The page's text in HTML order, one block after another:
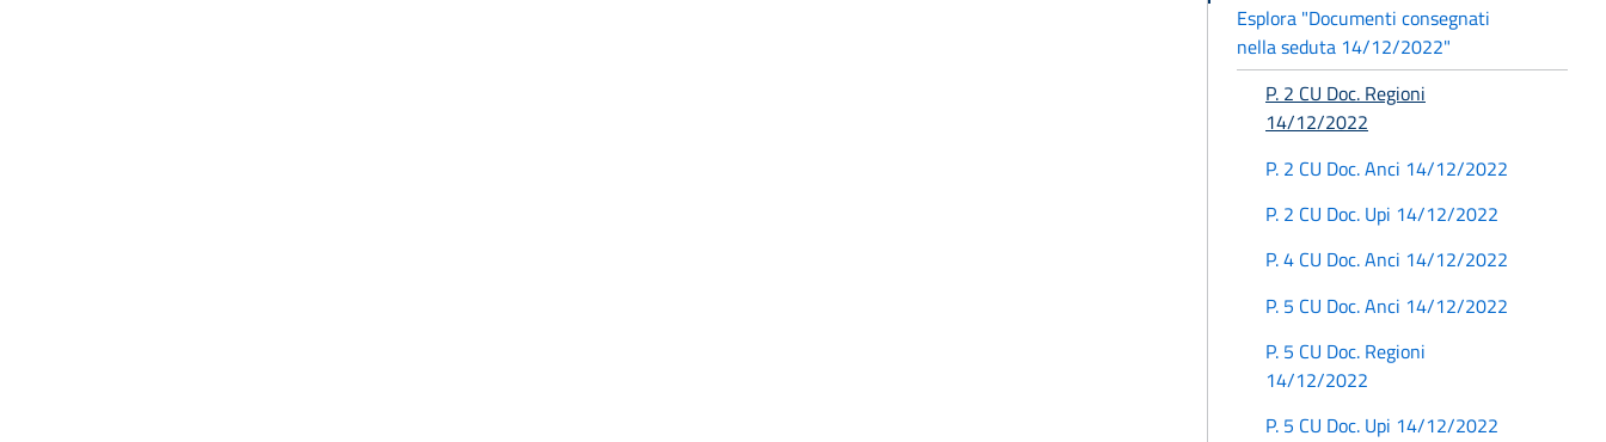
Esplora "Documenti consegnati
nella seduta 14/12/2022"
P. 2 CU Doc. Regioni
14/12/2022
P. 2 CU Doc. Anci 14/12/2022
P. 2 CU Doc. Upi 14/12/2022
P. 4 CU Doc. Anci 14/12/2022
P. 5 CU Doc. Anci 14/12/2022
P. 5 CU Doc. Regioni
14/12/2022
P. 5 CU Doc. Upi 14/12/2022